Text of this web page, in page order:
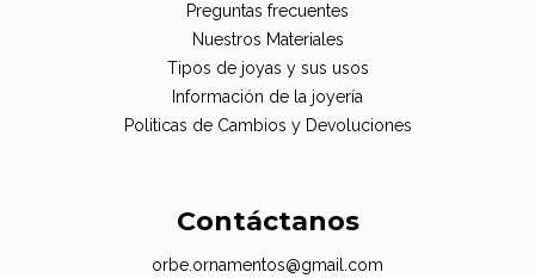
Preguntas frecuentes
Nuestros Materiales
Tipos de joyas y sus usos
Información de la joyería
Politicas de Cambios y Devoluciones
Contáctanos
orbe.ornamentos@gmail.com